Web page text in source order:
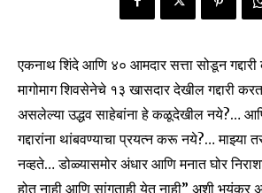
एकनाथ शिंदे आणि ४० आमदार सत्ता सोडून गद्दारी
मागोमाग शिवसेनेचे १३ खासदार देखील गद्दारी
असलेल्या उद्धव साहेबांना हे कळूदेखील नये?…
गद्दारांना थांबवण्याचा प्रयत्न करू नये?… माझ्या
नव्हते… डोळ्यासमोर अंधार आणि मनात घोर
होत नाही आणि सांगताही येत नाही” अशी भयंकर